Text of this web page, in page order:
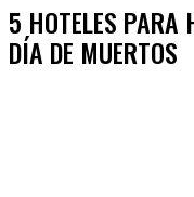
5 HOTELES PARA
DÍA DE MUERTOS